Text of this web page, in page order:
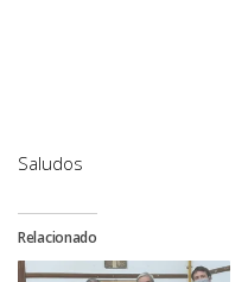
Saludos
Relacionado